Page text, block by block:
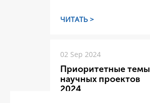
ЧИТАТЬ >
02 Sep 2024
Приоритетные темы
научных проектов
2024